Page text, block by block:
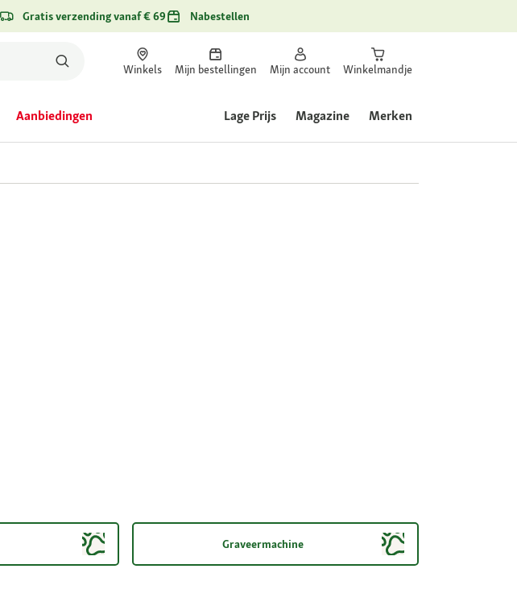
Gratis verzending vanaf € 69 Nabestellen
Winkels Mijn bestellingen Mijn account Winkelmandje
Aanbiedingen Lage Prijs Magazine Merken
Graveermachine